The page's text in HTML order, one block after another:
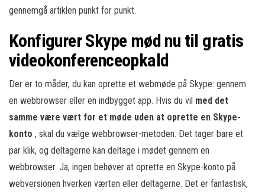
gennemgå artiklen punkt for punkt.
Konfigurer Skype mød nu til gratis
videokonferenceopkald
Der er to måder, du kan oprette et webmøde på Skype: gennem
en webbrowser eller en indbygget app. Hvis du vil med det
samme være vært for et møde uden at oprette en Skype-
konto , skal du vælge webbrowser-metoden. Det tager bare et
par klik, og deltagerne kan deltage i mødet gennem en
webbrowser. Ja, ingen behøver at oprette en Skype-konto på
webversionen hverken værten eller deltagerne. Det er fantastisk,